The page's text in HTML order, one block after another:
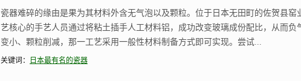
瓷器难碎的缘由是果为其材料外含无气泡以及颗粒。位于日本无田町的佐贺县窑
艺核心的手艺人员通过将粘土插手人工材料铝，成功改变玻璃成份配比，从而负
变小、颗粒削减，那一工艺采用一般性材料制备方式即可实现。尝试...
关键词： 日本最有名的瓷器